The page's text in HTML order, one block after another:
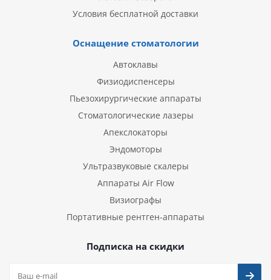
Условия бесплатной доставки
Оснащение стоматологии
Автоклавы
Физиодиспенсеры
Пьезохирургические аппараты
Стоматологические лазеры
Апекслокаторы
Эндомоторы
Ультразвуковые скалеры
Аппараты Air Flow
Визиографы
Портативные рентген-аппараты
Подписка на скидки